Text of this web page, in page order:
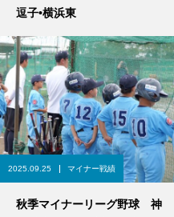
逗子•横浜東
2025.09.25 マイナー戦績
秋季マイナーリーグ野球 神